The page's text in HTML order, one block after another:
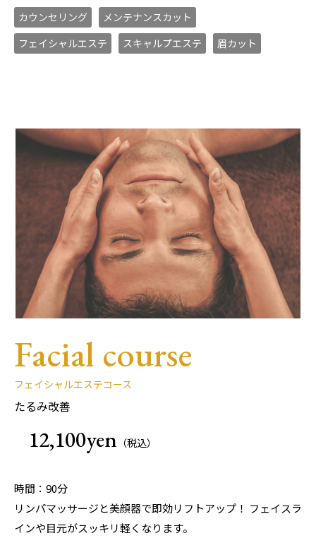
カウンセリング
メンテナンスカット
フェイシャルエステ
スキャルプエステ 眉カット
Facial course
フェイシャルエステコース
たるみ改善
12,100yen （税込）
時間：90分
リンパマッサージと美顔器で即効リフトアップ！ フェイスラ
インや目元がスッキリ軽くなります。